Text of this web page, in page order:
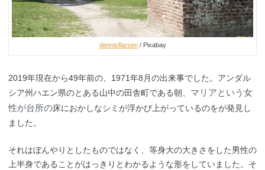
dennisflarsen/ Pixabay
2019年現在から49年前の、1971年8月の出来事でした。アンダル
シア州ハエン県のとある山中の田舎町である朝、 マリアという女
性が台所の床におかしなシミが浮かび上がっているのをが発見し
ました。
それはぼんやりとしたものではなく、等身大の大きさをした男性の
上半身であることがはっきりとわかるような形をしていました。そ